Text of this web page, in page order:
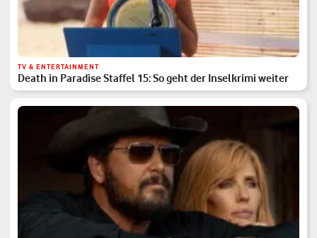
TV & ENTERTAINMENT
Death in Paradise Staffel 15: So geht der Inselkrimi weiter